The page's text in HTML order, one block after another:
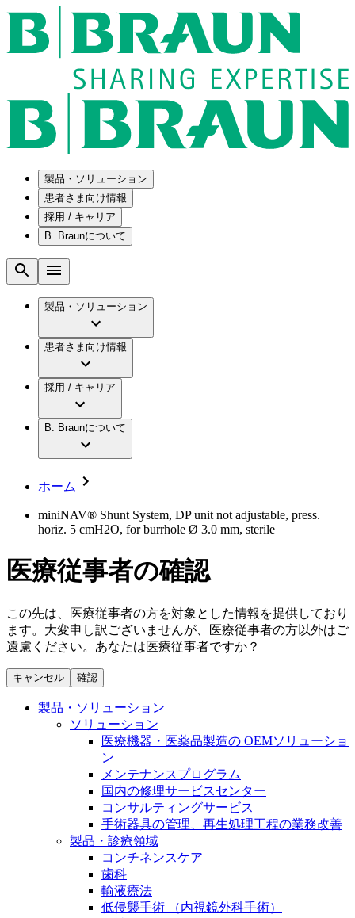
製品・ソリューション
ソリューション
メンテナンスプログラム
国内の修理サービスセンター
手術器具の管理、再生処理工程の業務改善
製品・診療領域
歯科
低侵襲手術 （内視鏡外科手術）
脊椎脊髄治療
手術用鋼製器具と滅菌コンテナーシステム
パワーシステム
縫合糸 / 皮膚用接着剤
血管内塞栓術
ソリューション
製品ポートフォリオ​
患者さま向け情報
腰椎椎間板ヘルニアについて
水頭症について
慢性創傷の治癒
アクトリーン ハイライト カテ
アクトリーン ハイライト セット
疾患・症状
膝関節の構造とその疾患
身体の中で最も大きい関節である膝関節。日常の生活
を支える、その機能や特徴とは？傷めてしまった場合
には、どのような治療の選択肢があるのでしょう。
採用 / キャリア
ビー・ブラウンエースクラップ株式会社の
ビー・ブラウンエースクラップ株式会社の
会社概要
報
要
キャリア（B. Braunで働くということ）
私たちのカルチャー
採用情報
キャリア（B. Braunで働くということ）
ビー・ブラウンエースクラッﾌﾟで新たな可能性を見つ
けませんか？現在募集中のポジションをご覧いただけ
B. Braunについて
ビジョンとバリュー
ブランド
ついて
イノベーション
私たちの責任
多様性
お問合せフォーム
ニューススペース
ニュースリリース
会社
私たちの責任
ニューススペース
製品・ソリューション
患者さま向け情報
採用 / キャリア
B. Braunについて
ホーム
miniNAV® Shunt System, DP unit not adjustable, press.
horiz. 5 cmH2O, for burrhole Ø 3.0 mm, sterile
医療従事者の確認
この先は、医療従事者の方を対象とした情報を提供しており
ます。大変申し訳ございませんが、医療従事者の方以外はご
遠慮ください。あなたは医療従事者ですか？
キャンセル 確認
製品・ソリューション
ソリューション
医療機器・医薬品製造の OEMソリューショ
ン
メンテナンスプログラム
国内の修理サービスセンター
コンサルティングサービス
手術器具の管理、再生処理工程の業務改善
製品・診療領域
コンチネンスケア
歯科
輸液療法
低侵襲手術 （内視鏡外科手術）